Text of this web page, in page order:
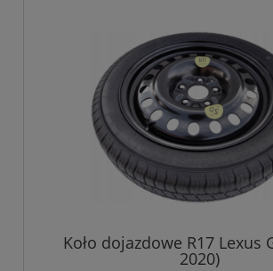
Koło dojazdowe R17 Lexus
2020)